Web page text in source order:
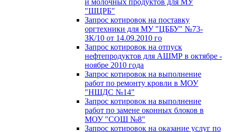
"ШЦРБ"
Запрос котировок на поставку
оргтехники для МУ "ЦББУ" №73-
ЗК/10 от 14.09.2010 го
Запрос котировок на отпуск
нефтепродуктов для АШМР в октябре -
ноябре 2010 года
Запрос котировок на выполнение
работ по ремонту кровли в МОУ
"НШДС №14"
Запрос котировок на выполнение
работ по замене оконных блоков в
МОУ "СОШ №8"
Запрос котировок на оказание услуг по